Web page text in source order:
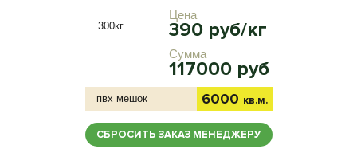
Цена
390 руб/кг
Сумма
117000 руб
пвх мешок 6000 кв.м.
СБРОСИТЬ ЗАКАЗ МЕНЕДЖЕРУ